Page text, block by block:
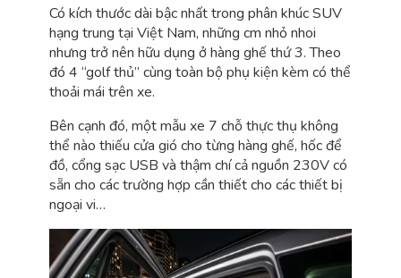
Có kích thước dài bậc nhất trong phân khúc SUV
hạng trung tại Việt Nam, những cm nhỏ nhoi
nhưng trở nên hữu dụng ở hàng ghế thứ 3. Theo
đó 4 “golf thủ” cùng toàn bộ phụ kiện kèm có thể
thoải mái trên xe.
Bên cạnh đó, một mẫu xe 7 chỗ thực thụ không
thể nào thiếu cửa gió cho từng hàng ghế, hốc để
đồ, cổng sạc USB và thậm chí cả nguồn 230V có
sẵn cho các trường hợp cần thiết cho các thiết bị
ngoại vi…